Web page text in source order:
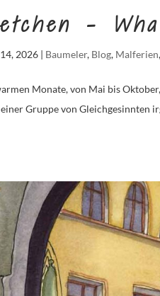
–
2026 | Baumeler, Blog, Malferien,
Monate, von Mai bis
Gruppe von Gleichgesinnten